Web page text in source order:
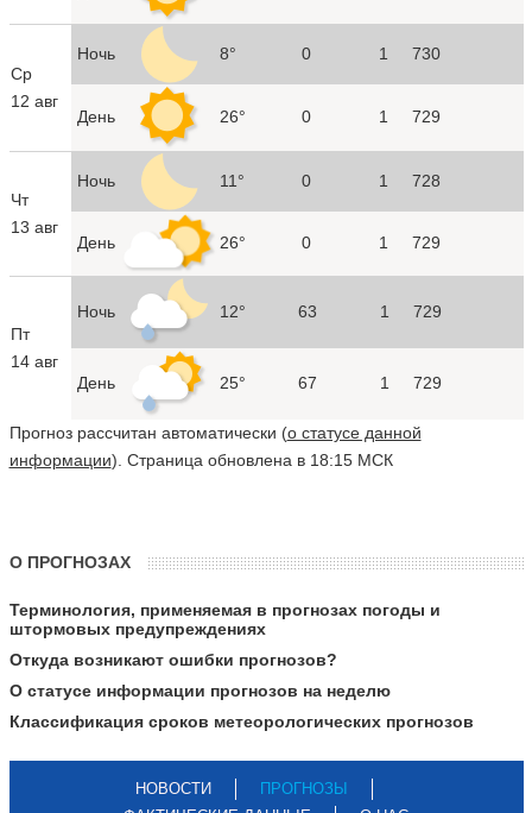
Ср
12 авг
Ночь 8° 0 1 730
День 26° 0 1 729
Чт
13 авг
Ночь 11° 0 1 728
День 26° 0 1 729
Пт
14 авг
Ночь 12° 63 1 729
День 25° 67 1 729
Прогноз рассчитан автоматически (о статусе данной
информации). Страница обновлена в 18:15 МСК
О ПРОГНОЗАХ
Терминология, применяемая в прогнозах погоды и
штормовых предупреждениях
Откуда возникают ошибки прогнозов?
О статусе информации прогнозов на неделю
Классификация сроков метеорологических прогнозов
НОВОСТИ
ПРОГНОЗЫ